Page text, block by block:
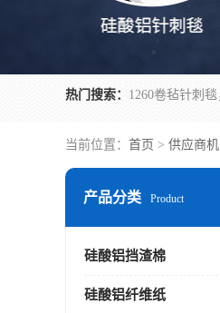
热门搜索：
当前位置： 首页 > 供应商机
产品分类 Product
硅酸铝挡渣棉
硅酸铝纤维纸